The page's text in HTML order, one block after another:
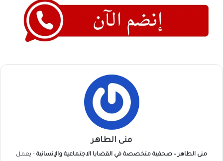
منى الطاهر
منى الطاهر – صحفية متخصصة في القضايا الاجتماعية والإنسانية - يعمل